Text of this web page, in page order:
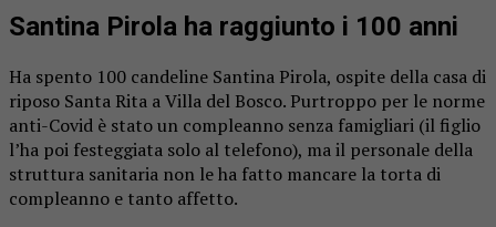
Santina Pirola ha raggiunto i 100 anni
Ha spento 100 candeline Santina Pirola, ospite della casa di
riposo Santa Rita a Villa del Bosco. Purtroppo per le norme
anti-Covid è stato un compleanno senza famigliari (il figlio
l’ha poi festeggiata solo al telefono), ma il personale della
struttura sanitaria non le ha fatto mancare la torta di
compleanno e tanto affetto.